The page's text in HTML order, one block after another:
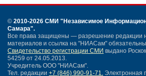
© 2010-2026 СМИ "Независимое
Самара".
Все права защищены — разрешение редакции
материалов и ссылка на "НИАСам"
Свидетельство регистрации СМИ выдано
54259 от 24.05.2013.
Учредитель ООО "НИАСам".
Тел. редакции +7 (846) 990-91-71. Электронная